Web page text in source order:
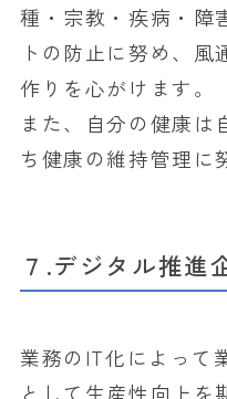
種・宗教・疾病・障
トの防止に努め、
作りを心がけます。
また、自分の健康は
ち健康の維持管理に
７.デジタル推進
業務のIT化によって
として生産性向上を